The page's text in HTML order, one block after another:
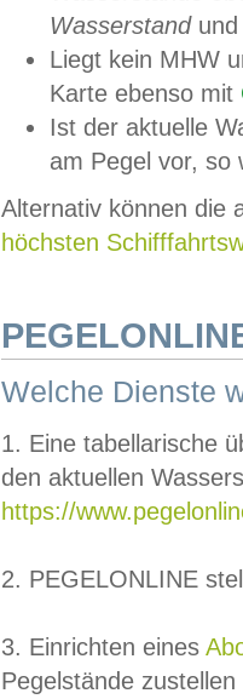
Wasserstandund
Liegt kein MHW
Karte ebenso mit
Ist der aktuelle
am Pegel vor,
Alternativ können die
höchsten
Welche Dienste
1. Eine tabellarische
den aktuellen
https://
2. PEGELONLINE
3. Einrichten eines
Pegelstände